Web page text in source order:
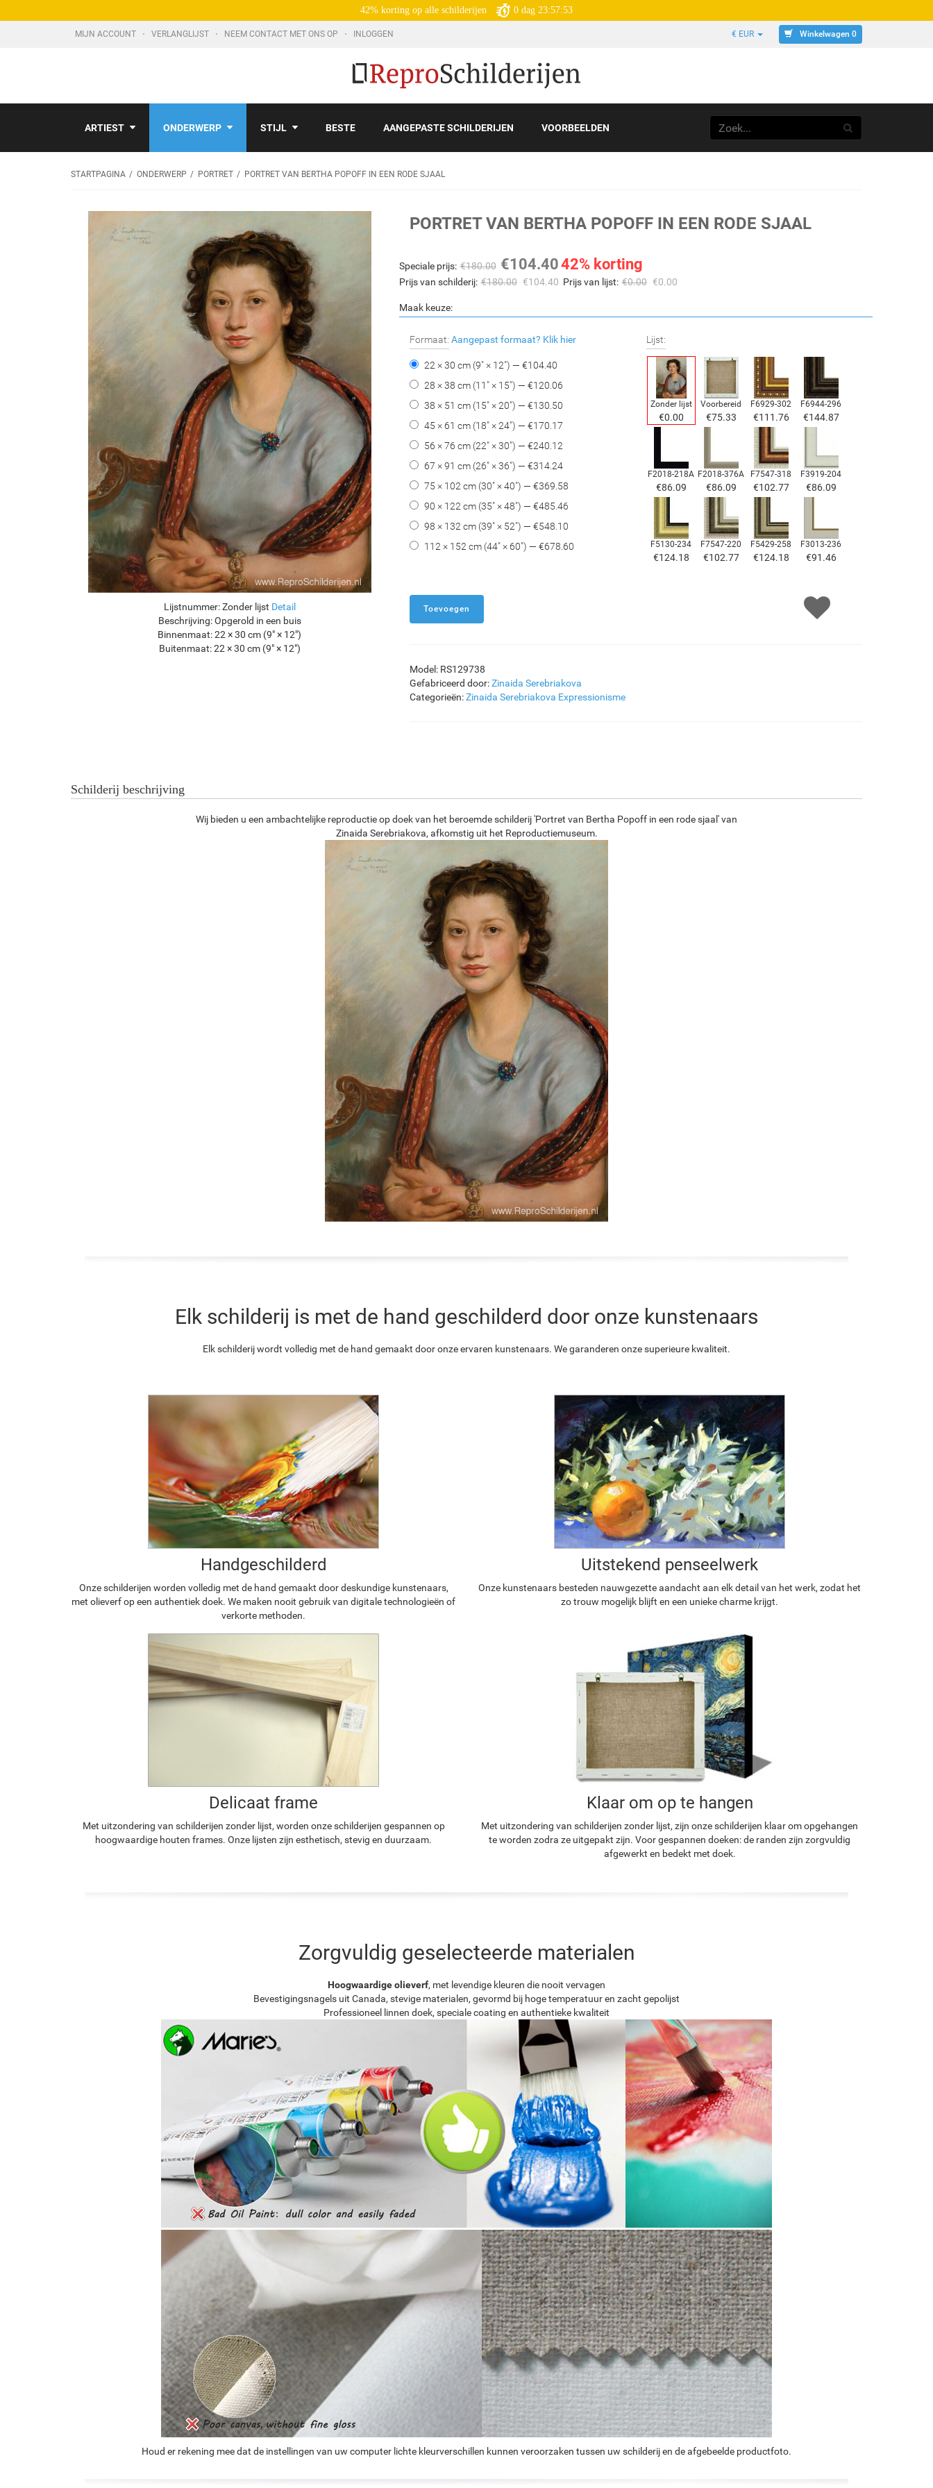
42% korting op alle schilderijen 0 dag 23:57:51
MIJN ACCOUNT VERLANGLIJST NEEM CONTACT MET ONS OP INLOGGEN € EUR Winkelwagen 0
ARTIEST ONDERWERP STIJL BESTE AANGEPASTE SCHILDERIJEN VOORBEELDEN
STARTPAGINA ONDERWERP PORTRET PORTRET VAN BERTHA POPOFF IN EEN RODE SJAAL
Lijstnummer: Zonder lijst Detail
Beschrijving: Opgerold in een buis
Binnenmaat: 22 × 30 cm (9" × 12")
Buitenmaat: 22 × 30 cm (9" × 12")
PORTRET VAN BERTHA POPOFF IN EEN RODE SJAAL
Speciale prijs: €180.00 €104.4042% korting
Prijs van schilderij: €180.00 €104.40 Prijs van lijst: €0.00 €0.00
Maak keuze:
Formaat: Aangepast formaat? Klik hier
22 × 30 cm (9" × 12") — €104.40
28 × 38 cm (11" × 15") — €120.06
38 × 51 cm (15" × 20") — €130.50
45 × 61 cm (18" × 24") — €170.17
56 × 76 cm (22" × 30") — €240.12
67 × 91 cm (26" × 36") — €314.24
75 × 102 cm (30" × 40") — €369.58
90 × 122 cm (35" × 48") — €485.46
98 × 132 cm (39" × 52") — €548.10
112 × 152 cm (44" × 60") — €678.60
Lijst:
Zonder lijst
€0.00
Voorbereid
€75.33
F6929-302
€111.76
F6944-296
€144.87
F2018-218A
€86.09
F2018-376A
€86.09
F7547-318
€102.77
F3919-204
€86.09
F5130-234
€124.18
F7547-220
€102.77
F5429-258
€124.18
F3013-236
€91.46
F7034-298
F2833-204
Model: RS129738
Gefabriceerd door:Zinaida Serebriakova
Categorieën:Zinaida Serebriakova Expressionisme
Schilderij beschrijving
Wij bieden u een ambachtelijke reproductie op doek van het beroemde schilderij 'Portret van Bertha Popoff in een rode sjaal' van
Zinaida Serebriakova, afkomstig uit het Reproductiemuseum.
Elk schilderij is met de hand geschilderd door onze kunstenaars
Elk schilderij wordt volledig met de hand gemaakt door onze ervaren kunstenaars. We garanderen onze superieure kwaliteit.
Handgeschilderd
Onze schilderijen worden volledig met de hand gemaakt door deskundige kunstenaars,
met olieverf op een authentiek doek. We maken nooit gebruik van digitale technologieën of
verkorte methoden.
Uitstekend penseelwerk
Onze kunstenaars besteden nauwgezette aandacht aan elk detail van het werk, zodat het
zo trouw mogelijk blijft en een unieke charme krijgt.
Delicaat frame
Met uitzondering van schilderijen zonder lijst, worden onze schilderijen gespannen op
hoogwaardige houten frames. Onze lijsten zijn esthetisch, stevig en duurzaam.
Klaar om op te hangen
Met uitzondering van schilderijen zonder lijst, zijn onze schilderijen klaar om opgehangen
te worden zodra ze uitgepakt zijn. Voor gespannen doeken: de randen zijn zorgvuldig
afgewerkt en bedekt met doek.
Zorgvuldig geselecteerde materialen
Hoogwaardige olieverf, met levendige kleuren die nooit vervagen
Bevestigingsnagels uit Canada, stevige materialen, gevormd bij hoge temperatuur en zacht gepolijst
Professioneel linnen doek, speciale coating en authentieke kwaliteit
Houd er rekening mee dat de instellingen van uw computer lichte kleurverschillen kunnen veroorzaken tussen uw schilderij en de afgebeelde productfoto.